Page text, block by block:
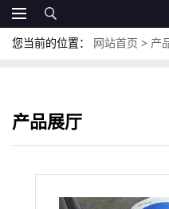
您当前的位置： 网站首页 > 产
产品展厅